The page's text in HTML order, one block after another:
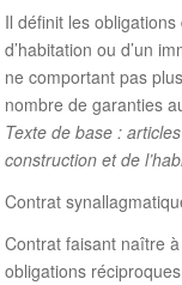
Il définit les
d’habitation ou d’un
ne comportant pas
nombre de garanties
Texte de base :
construction et de
Contrat
Contrat faisant naître
obligations